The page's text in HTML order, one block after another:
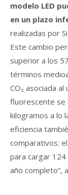
modelo LED
en un plazo
realizadas por
Este cambio
superior a los
términos
CO₂ asociada
fluorescente se
kilogramos a lo
eficiencia
comparativos:
para cargar
año completo”,